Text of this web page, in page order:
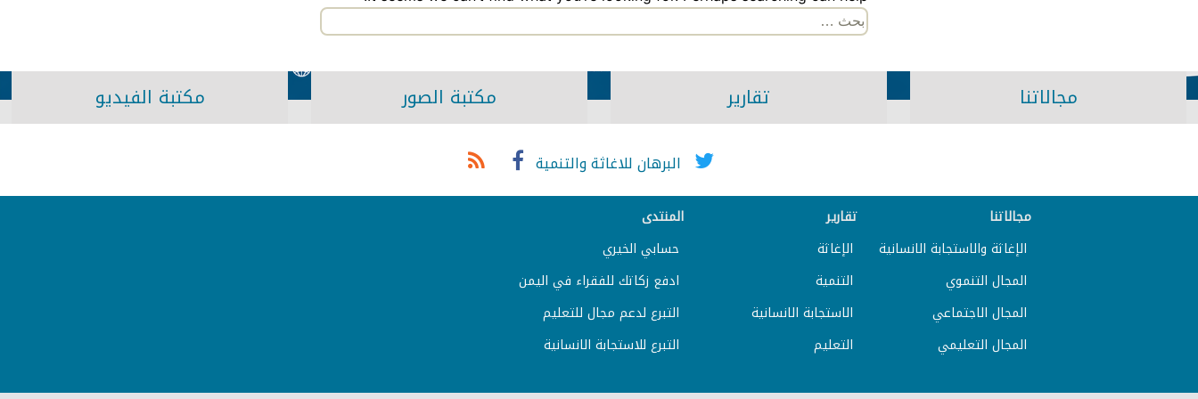
البحث
عن:
مجالاتنا تقارير مكتبة الصور مكتبة الفيديو
البرهان للاغاثة والتنمية
مجالاتنا
الإغاثة والاستجابة الانسانية
المجال التنموي
المجال الاجتماعي
المجال التعليمي
تقارير
الإغاثة
التنمية
الاستجابة الانسانية
التعليم
المنتدى
حسابي الخيري
ادفع زكاتك للفقراء في اليمن
التبرع لدعم مجال للتعليم
التبرع للاستجابة الانسانية